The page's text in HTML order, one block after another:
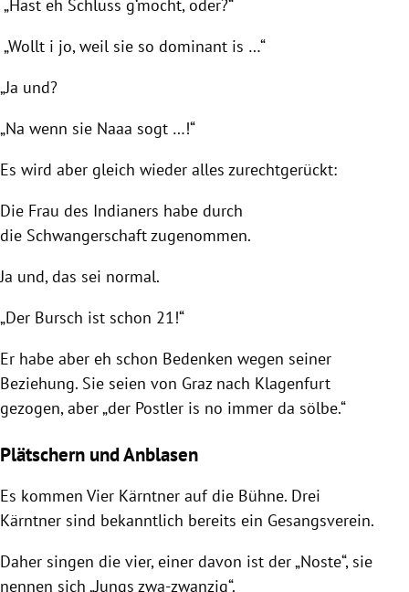
„Hast eh Schluss g‘mocht, oder?“
„Wollt i jo, weil sie so dominant is …“
„Ja und?
„Na wenn sie Naaa sogt …!“
Es wird aber gleich wieder alles zurechtgerückt:
Die Frau des Indianers habe durch
die Schwangerschaft zugenommen.
Ja und, das sei normal.
„Der Bursch ist schon 21!“
Er habe aber eh schon Bedenken wegen seiner
Beziehung. Sie seien von Graznach Klagenfurt
gezogen, aber „der Postler is no immer da sölbe.“
Plätschern und Anblasen
Es kommen Vier Kärntner auf die Bühne. Drei
Kärntner sind bekanntlich bereits ein Gesangsverein.
Daher singen die vier, einer davon ist der „Noste“, sie
nennen sich „Jungs zwa-zwanzig“.